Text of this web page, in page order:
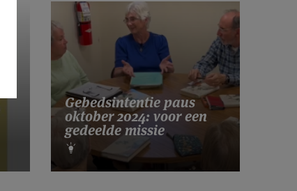
Gebedsintentie paus
oktober 2024: voor een
gedeelde missie